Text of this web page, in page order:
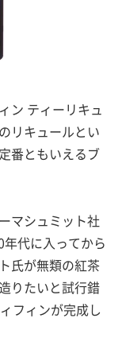
ン ティーリキュ
リキュールとい
番ともいえるブ
マシュミット社
代に入ってから
氏が無類の紅茶
りたいと試行錯
フィンが完成し